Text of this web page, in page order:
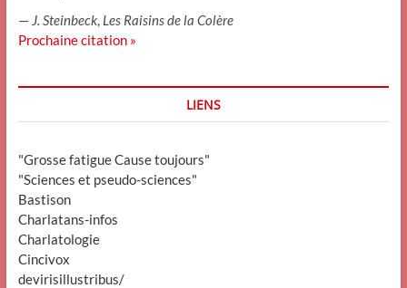
— J. Steinbeck, Les Raisins de la Colère
Prochaine citation »
LIENS
"Grosse fatigue Cause toujours"
"Sciences et pseudo-sciences"
Bastison
Charlatans-infos
Charlatologie
Cincivox
devirisillustribus/